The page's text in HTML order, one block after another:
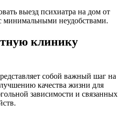
выезд психиатра на дом от
минимальными неудобствами.
клинику
собой важный шаг на
качества жизни для
зависимости и связанных